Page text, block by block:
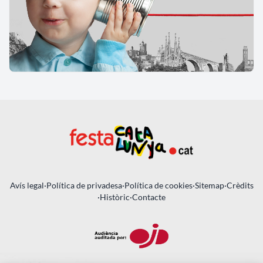
Avís legal·Política de privadesa·Política de cookies·Sitemap·Crèdits
·Històric·Contacte